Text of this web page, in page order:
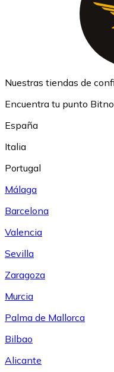
Nuestras tiendas de
Encuentra tu punto
España
Italia
Portugal
Málaga
Barcelona
Valencia
Sevilla
Zaragoza
Murcia
Palma de Mallorca
Bilbao
Alicante